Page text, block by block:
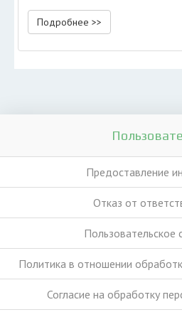
Подробнее >>
Предоставление
Отказ от
Пользовательское
Политика в отношении
Согласие на обработку